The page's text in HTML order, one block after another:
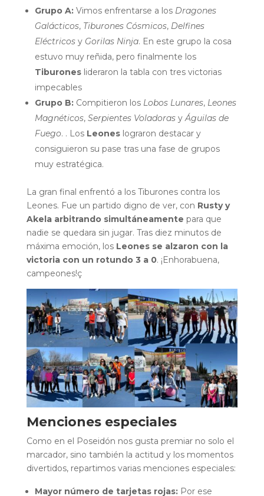
Grupo A:Vimos enfrentarse a los Dragones
Galácticos, Tiburones Cósmicos, Delfines
Eléctricosy Gorilas Ninja. En este grupo la cosa
estuvo muy reñida, pero finalmente los
Tiburoneslideraron la tabla con tres victorias
impecables
Grupo B:Compitieron los Lobos Lunares, Leones
Magnéticos, Serpientes Voladorasy Águilas de
Fuego. . Los Leoneslograron destacar y
consiguieron su pase tras una fase de grupos
muy estratégica.
La gran final enfrentó a los Tiburones contra los
Leones. Fue un partido digno de ver, con Rusty y
Akela arbitrando simultáneamente para que
nadie se quedara sin jugar. Tras diez minutos de
máxima emoción, los Leones se alzaron con la
victoria con un rotundo 3 a 0. ¡Enhorabuena,
campeones!ç
Menciones especiales
Como en el Poseidón nos gusta premiar no solo el
marcador, sino también la actitud y los momentos
divertidos, repartimos varias menciones especiales:
Mayor número de tarjetas rojas:Por ese